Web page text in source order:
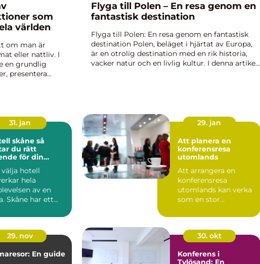
som
världen
om man är
eller nattliv. I
en grundlig
presentera
Flyga till Polen – En resa genom en
fantastisk destination
Flyga till Polen: En resa genom en fantastisk
destination Polen, beläget i hjärtat av Europa,
är en otrolig destination med en rik historia,
vacker natur och en livlig kultur. I denna artikel
31. jan
skåne så
du rätt
för din
hotell
hela
av en
Skåne har ett
boenden från mo...
29. jan
Att planera en
konferensresa
utomlands
Att arrangera en
konferensresa
utomlands kan verka
som en stor
rätt planering och ...
29. nov
En guide
30. okt
Konferens i
Tylösand: En